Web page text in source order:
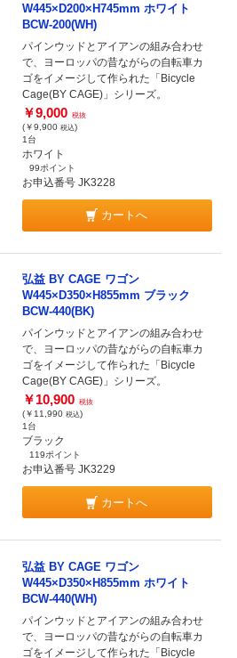
W445×D200×H745mm ホワイト
BCW-200(WH)
パインウッドとアイアンの組み合わせ
で、ヨーロッパの昔ながらの自転車カ
ゴをイメージして作られた「Bicycle
Cage(BY CAGE)」シリーズ。
￥9,000 税抜
(￥9,900 税込)
1台
ホワイト
99ポイント
お申込番号 JK3228
カートへ
弘益 BY CAGE ワゴン
W445×D350×H855mm ブラック
BCW-440(BK)
パインウッドとアイアンの組み合わせ
で、ヨーロッパの昔ながらの自転車カ
ゴをイメージして作られた「Bicycle
Cage(BY CAGE)」シリーズ。
￥10,900 税抜
(￥11,990 税込)
1台
ブラック
119ポイント
お申込番号 JK3229
カートへ
弘益 BY CAGE ワゴン
W445×D350×H855mm ホワイト
BCW-440(WH)
パインウッドとアイアンの組み合わせ
で、ヨーロッパの昔ながらの自転車カ
ゴをイメージして作られた「Bicycle